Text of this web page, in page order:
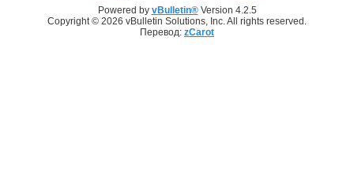
Powered by vBulletin®Version 4.2.5
Copyright © 2026 vBulletin Solutions, Inc. All rights reserved.
Перевод: zCarot